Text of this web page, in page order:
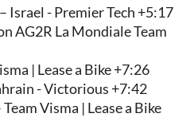
- Premier Tech +5:17
AG2R La Mondiale Team
| Lease a Bike +7:26
- Victorious +7:42
Visma | Lease a Bike